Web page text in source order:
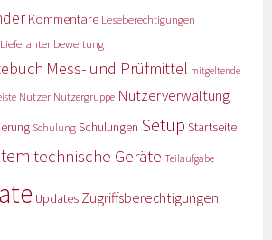
Kommentare Leseberechtigungen
Lieferantenbewertung
Mess- und Prüfmittel mitgeltende
Nutzer Nutzergruppe Nutzerverwaltung
Schulung Schulungen Setup Startseite
technische Geräte Teilaufgabe
Updates Zugriffsberechtigungen